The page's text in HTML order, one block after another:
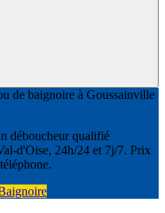
de baignoire à Goussainville
déboucheur qualifié
d'Oise, 24h/24 et 7j/7. Prix